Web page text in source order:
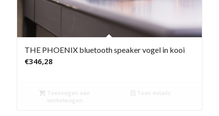
THE PHOENIX bluetooth speaker vogel in kooi
€346,28
Toevoegen aan
winkelwagen
Toon details